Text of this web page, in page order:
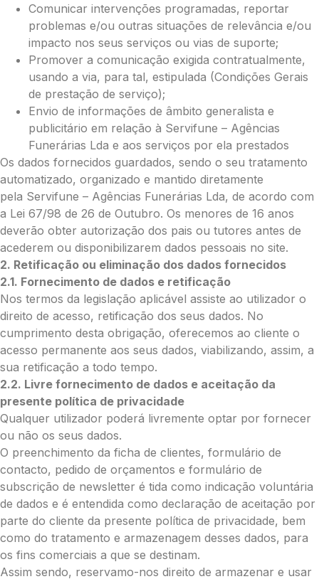
Comunicar intervenções programadas, reportar
problemas e/ou outras situações de relevância e/ou
impacto nos seus serviços ou vias de suporte;
Promover a comunicação exigida contratualmente,
usando a via, para tal, estipulada (Condições Gerais
de prestação de serviço);
Envio de informações de âmbito generalista e
publicitário em relação à Servifune – Agências
Funerárias Lda e aos serviços por ela prestados
Os dados fornecidos guardados, sendo o seu tratamento
automatizado, organizado e mantido diretamente
pela Servifune – Agências Funerárias Lda, de acordo com
a Lei 67/98 de 26 de Outubro. Os menores de 16 anos
deverão obter autorização dos pais ou tutores antes de
acederem ou disponibilizarem dados pessoais no site.
2. Retificação ou eliminação dos dados fornecidos
2.1. Fornecimento de dados e retificação
Nos termos da legislação aplicável assiste ao utilizador o
direito de acesso, retificação dos seus dados. No
cumprimento desta obrigação, oferecemos ao cliente o
acesso permanente aos seus dados, viabilizando, assim, a
sua retificação a todo tempo.
2.2. Livre fornecimento de dados e aceitação da
presente política de privacidade
Qualquer utilizador poderá livremente optar por fornecer
ou não os seus dados.
O preenchimento da ficha de clientes, formulário de
contacto, pedido de orçamentos e formulário de
subscrição de newsletter é tida como indicação voluntária
de dados e é entendida como declaração de aceitação por
parte do cliente da presente política de privacidade, bem
como do tratamento e armazenagem desses dados, para
os fins comerciais a que se destinam.
Assim sendo, reservamo-nos direito de armazenar e usar